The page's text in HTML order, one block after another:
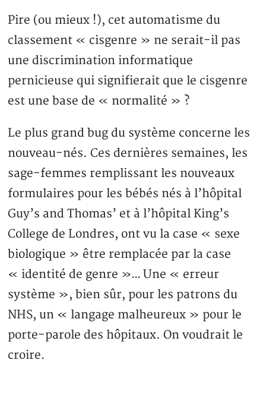
Pire (ou mieux !), cet automatisme du
classement « cisgenre » ne serait-il pas
une discrimination informatique
pernicieuse qui signifierait que le cisgenre
est une base de « normalité » ?
Le plus grand bug du système concerne les
nouveau-nés. Ces dernières semaines, les
sage-femmes remplissant les nouveaux
formulaires pour les bébés nés à l’hôpital
Guy’s and Thomas’ et à l’hôpital King’s
College de Londres, ont vu la case « sexe
biologique » être remplacée par la case
« identité de genre »… Une « erreur
système », bien sûr, pour les patrons du
NHS, un « langage malheureux » pour le
porte-parole des hôpitaux. On voudrait le
croire.